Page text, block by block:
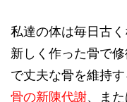
私達の体は毎日古
新しく作った骨で
で丈夫な骨を維持
骨の新陳代謝、ま